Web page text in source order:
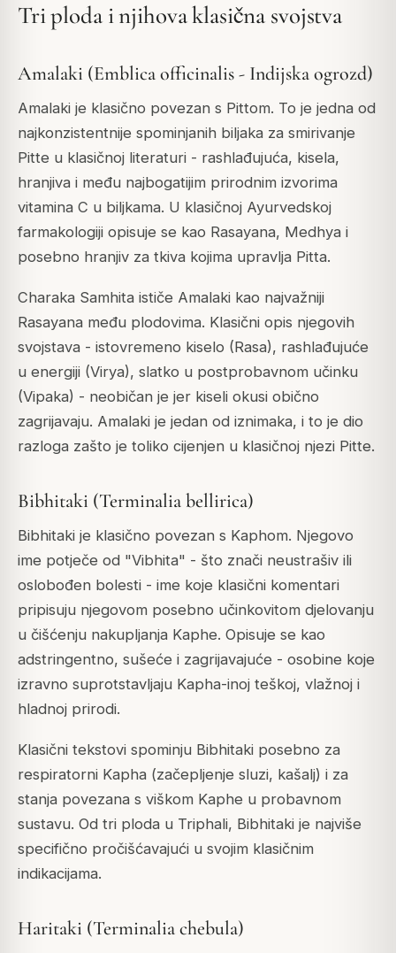
Tri ploda i njihova klasična svojstva
Amalaki (Emblica officinalis - Indijska ogrozd)
Amalaki je klasično povezan s Pittom. To je jedna od
najkonzistentnije spominjanih biljaka za smirivanje
Pitte u klasičnoj literaturi - rashlađujuća, kisela,
hranjiva i među najbogatijim prirodnim izvorima
vitamina C u biljkama. U klasičnoj Ayurvedskoj
farmakologiji opisuje se kao Rasayana, Medhya i
posebno hranjiv za tkiva kojima upravlja Pitta.
Charaka Samhita ističe Amalaki kao najvažniji
Rasayana među plodovima. Klasični opis njegovih
svojstava - istovremeno kiselo (Rasa), rashlađujuće
u energiji (Virya), slatko u postprobavnom učinku
(Vipaka) - neobičan je jer kiseli okusi obično
zagrijavaju. Amalaki je jedan od iznimaka, i to je dio
razloga zašto je toliko cijenjen u klasičnoj njezi Pitte.
Bibhitaki (Terminalia bellirica)
Bibhitaki je klasično povezan s Kaphom. Njegovo
ime potječe od "Vibhita" - što znači neustrašiv ili
oslobođen bolesti - ime koje klasični komentari
pripisuju njegovom posebno učinkovitom djelovanju
u čišćenju nakupljanja Kaphe. Opisuje se kao
adstringentno, sušeće i zagrijavajuće - osobine koje
izravno suprotstavljaju Kapha-inoj teškoj, vlažnoj i
hladnoj prirodi.
Klasični tekstovi spominju Bibhitaki posebno za
respiratorni Kapha (začepljenje sluzi, kašalj) i za
stanja povezana s viškom Kaphe u probavnom
sustavu. Od tri ploda u Triphali, Bibhitaki je najviše
specifično pročišćavajući u svojim klasičnim
indikacijama.
Haritaki (Terminalia chebula)